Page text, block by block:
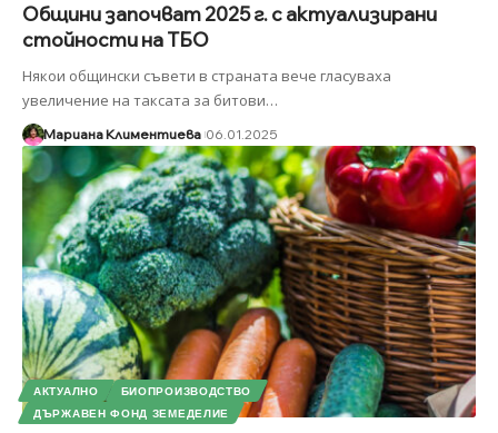
Общини започват 2025 г. с актуализирани
стойности на ТБО
Някои общински съвети в страната вече гласуваха
увеличение на таксата за битови…
Мариана Климентиева 06.01.2025
АКТУАЛНО
БИОПРОИЗВОДСТВО
ДЪРЖАВЕН ФОНД ЗЕМЕДЕЛИЕ